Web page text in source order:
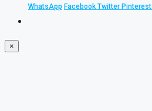
WhatsApp Facebook Twitter Pinterest
×